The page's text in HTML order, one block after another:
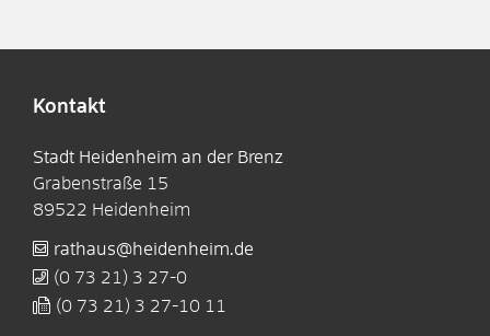
Kontakt
Stadt Heidenheim an der Brenz
Grabenstraße 15
89522 Heidenheim
rathaus@heidenheim.de
(0 73 21) 3 27-0
(0 73 21) 3 27-10 11